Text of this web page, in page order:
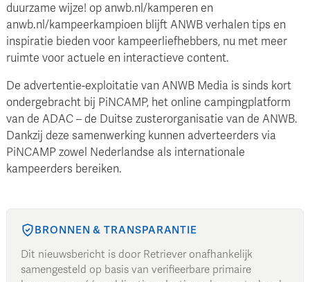
duurzame wijze! op anwb.nl/kamperen en
anwb.nl/kampeerkampioen blijft ANWB verhalen tips en
inspiratie bieden voor kampeerliefhebbers, nu met meer
ruimte voor actuele en interactieve content.
De advertentie-exploitatie van ANWB Media is sinds kort
ondergebracht bij PiNCAMP, het online campingplatform
van de ADAC – de Duitse zusterorganisatie van de ANWB.
Dankzij deze samenwerking kunnen adverteerders via
PiNCAMP zowel Nederlandse als internationale
kampeerders bereiken.
BRONNEN & TRANSPARANTIE
Dit nieuwsbericht is door Retriever onafhankelijk
samengesteld op basis van verifieerbare primaire